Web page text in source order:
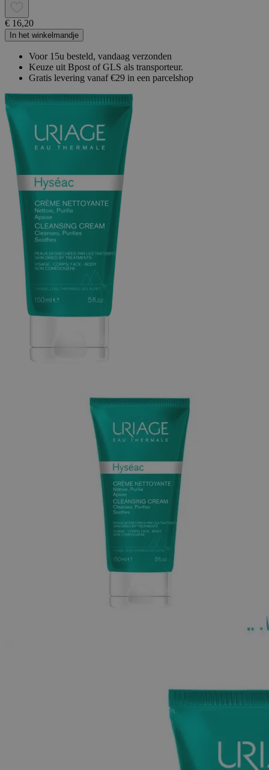
€ 16,20
In het winkelmandje
Voor 15u besteld, vandaag verzonden
Keuze uit Bpost of GLS als transporteur.
Gratis levering vanaf €29 in een parcelshop